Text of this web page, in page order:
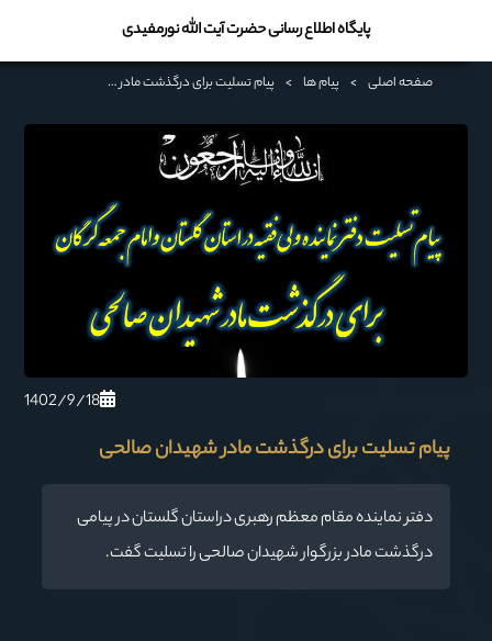
پایگاه اطلاع رسانی حضرت آیت الله نورمفیدی
صفحه اصلی > پیام ها > پیام تسلیت برای درگذشت مادر شهیدان صالحی
1402/9/18
پیام تسلیت برای درگذشت مادر شهیدان صالحی
دفتر نماینده مقام معظم رهبری دراستان گلستان در پیامی
درگذشت مادر بزرگوار شهیدان صالحی را تسلیت گفت.